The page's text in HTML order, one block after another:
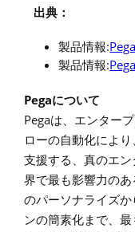
出典：
製品情報:
製品情報:
Pegaについて
Pegaは、エンター
ローの自動化によ
支援する、真のエ
界で最も影響力の
のパーソナライズ
ンの簡素化まで、